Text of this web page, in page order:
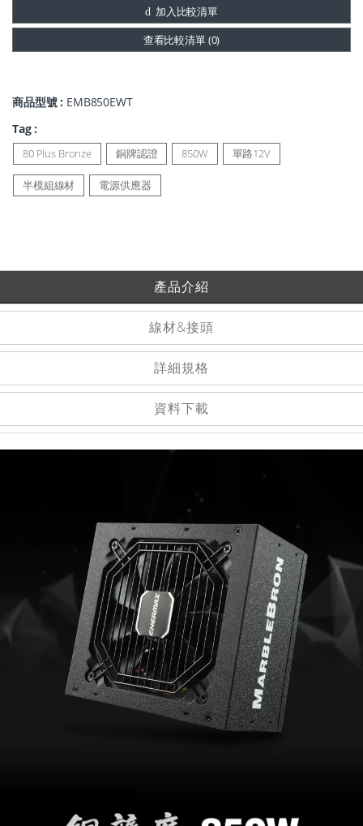
加入比較清單
查看比較清單 (0)
商品型號 : EMB850EWT
Tag :
80 Plus Bronze 銅牌認證 850W 單路12V
半模組線材 電源供應器
產品介紹
線材&接頭
詳細規格
資料下載